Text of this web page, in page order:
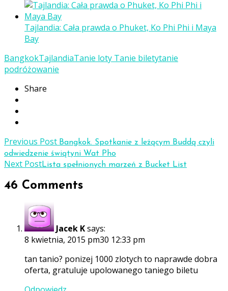
Tajlandia: Cała prawda o Phuket, Ko Phi Phi i Maya
Bay
BangkokTajlandiaTanie loty Tanie biletytanie
podróżowanie
Share
Previous Post Bangkok. Spotkanie z leżącym Buddą czyli
odwiedzenie świątyni Wat Pho
Next PostLista spełnionych marzeń z Bucket List
46 Comments
Jacek Ksays:
8 kwietnia, 2015 pm30 12:33 pm
tan tanio? ponizej 1000 zlotych to naprawde dobra
oferta, gratuluje upolowanego taniego biletu